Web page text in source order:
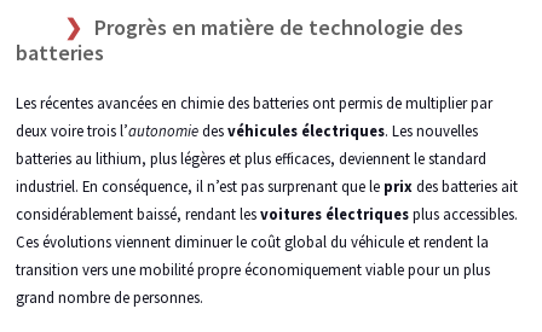
Progrès en matière de technologie des
batteries
Les récentes avancées en chimie des batteries ont permis de multiplier par
deux voire trois l’autonomiedesvéhicules électriques. Les nouvelles
batteries au lithium, plus légères et plus efficaces, deviennent le standard
industriel. En conséquence, il n’est pas surprenant que le prixdes batteries ait
considérablement baissé, rendant lesvoitures électriquesplus accessibles.
Ces évolutions viennent diminuer le coût global du véhicule et rendent la
transition vers une mobilité propre économiquement viable pour un plus
grand nombre de personnes.